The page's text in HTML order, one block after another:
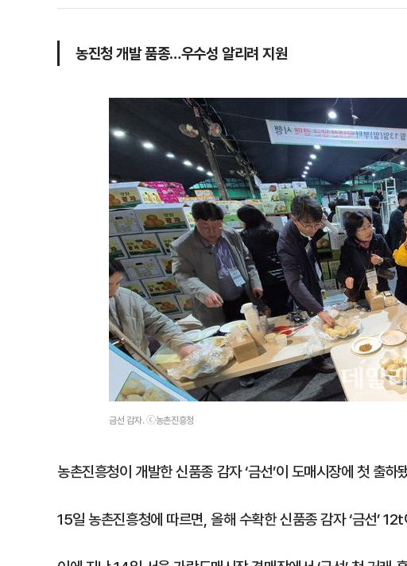
농진청 개발 품종…우수성 알리려 지원
금선 감자. ⓒ농촌진흥청
농촌진흥청이 개발한 신품종 감자 ‘금선’이 도매시장에 첫 출하
15일 농촌진흥청에 따르면, 올해 수확한 신품종 감자 ‘금선’